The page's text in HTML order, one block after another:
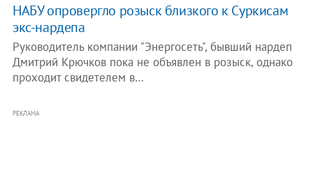
НАБУ опровергло розыск близкого к Суркисам
экс-нардепа
Руководитель компании "Энергосеть", бывший нардеп
Дмитрий Крючков пока не объявлен в розыск, однако
проходит свидетелем в…
РЕКЛАМА